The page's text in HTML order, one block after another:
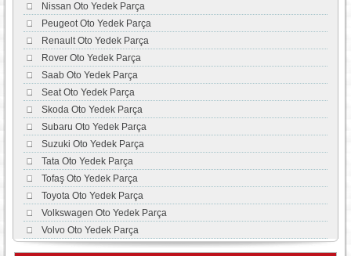
Nissan Oto Yedek Parça
Peugeot Oto Yedek Parça
Renault Oto Yedek Parça
Rover Oto Yedek Parça
Saab Oto Yedek Parça
Seat Oto Yedek Parça
Skoda Oto Yedek Parça
Subaru Oto Yedek Parça
Suzuki Oto Yedek Parça
Tata Oto Yedek Parça
Tofaş Oto Yedek Parça
Toyota Oto Yedek Parça
Volkswagen Oto Yedek Parça
Volvo Oto Yedek Parça